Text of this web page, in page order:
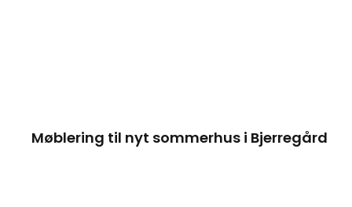
Møblering til nyt sommerhus i Bjerregård